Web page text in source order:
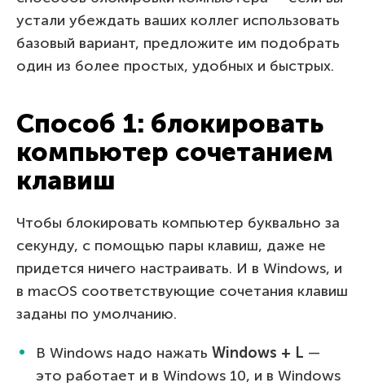
устали убеждать ваших коллег использовать
базовый вариант, предложите им подобрать
один из более простых, удобных и быстрых.
Способ 1: блокировать
компьютер сочетанием
клавиш
Чтобы блокировать компьютер буквально за
секунду, с помощью пары клавиш, даже не
придется ничего настраивать. И в Windows, и
в macOS соответствующие сочетания клавиш
заданы по умолчанию.
В Windows надо нажать Windows + L —
это работает и в Windows 10, и в Windows